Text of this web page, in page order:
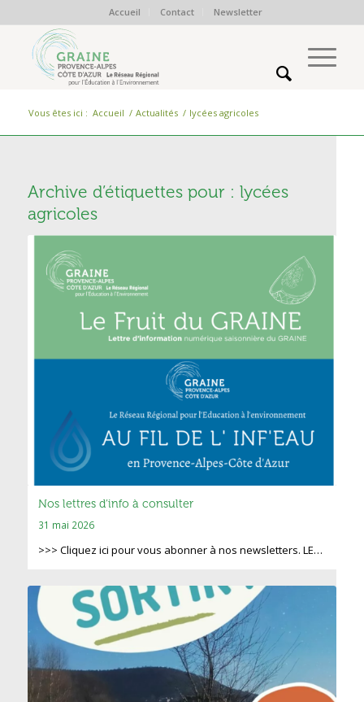
Accueil Contact Newsletter
Vous êtes ici : Accueil / Actualités / lycées agricoles
Archive d’étiquettes pour : lycées
agricoles
Nos lettres d’info à consulter
31 mai 2026
>>> Cliquez ici pour vous abonner à nos newsletters. LE…